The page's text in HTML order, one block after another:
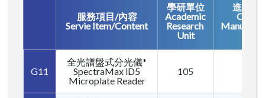
服務項目/內容
Servie Item/Content
學研單位
Academic
Research
Unit
進駐廠
On site
G11
全光譜盤式分光儀*
SpectraMax iD5
Microplate Reader
105